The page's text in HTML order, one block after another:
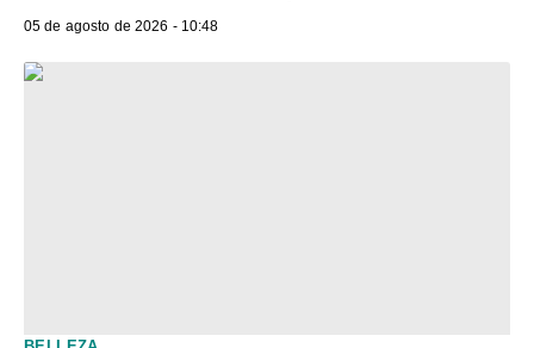
05 de agosto de 2026 - 10:48